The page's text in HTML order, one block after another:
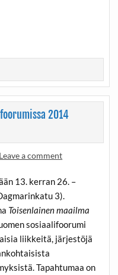
2014
Leave a comment
13. kerran 26. –
3).
Toisenlainen maailma
sosiaalifoorumi
liikkeitä, järjestöjä
Tapahtumaa on